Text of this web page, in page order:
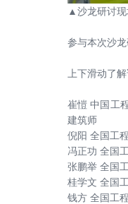
▲沙龙研讨
参与本次沙
上下滑动了
崔愷 中国工
建筑师
倪阳 全国工
冯正功 全国
张鹏举 全国
桂学文 全国
钱方 全国工